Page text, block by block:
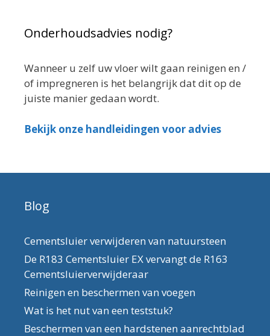
Onderhoudsadvies nodig?
Wanneer u zelf uw vloer wilt gaan reinigen en /
of impregneren is het belangrijk dat dit op de
juiste manier gedaan wordt.
Bekijk onze handleidingen voor advies
Blog
Cementsluier verwijderen van natuursteen
De R183 Cementsluier EX vervangt de R163
Cementsluierverwijderaar
Reinigen en beschermen van voegen
Wat is het nut van een teststuk?
Beschermen van een hardstenen aanrechtblad